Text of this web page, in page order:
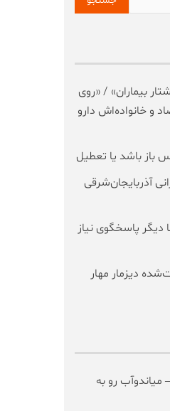
بیماران» / «روی
و خانواده‌اش دارو
باشد یا تعطیل
آذربایجان‌شرقی
دیگر پاسخگوی نیاز
دیزمار مهار
رو به